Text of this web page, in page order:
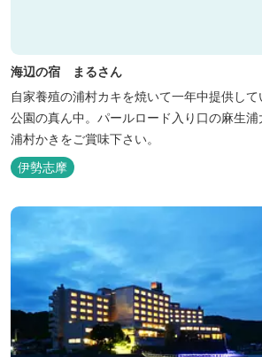
海辺の宿 まるさん
自家養殖の浦村カキを焼いて一年中提供し
公園の真ん中。パールロード入り口の麻生
浦村かきをご賞味下さい。
伊勢志摩